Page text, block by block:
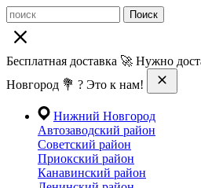
Поиск
Бесплатная доставка 🚀 Нужно
Новгород 💐 ? Это к нам!
Нижний Новгород
Автозаводский район
Советский район
Приокский район
Канавинский район